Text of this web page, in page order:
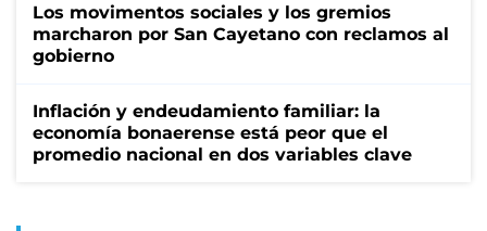
Los movimentos sociales y los gremios
marcharon por San Cayetano con reclamos al
gobierno
Inflación y endeudamiento familiar: la
economía bonaerense está peor que el
promedio nacional en dos variables clave